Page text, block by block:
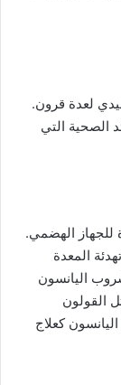
لعدة قرون.
الصحية التي
للجهاز الهضمي.
المعدة
اليانسون
القولون
كعلاج